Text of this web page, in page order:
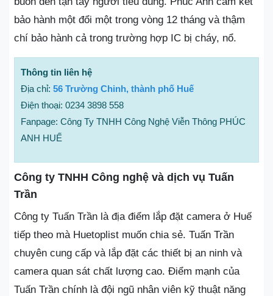
bảo hành một đổi một trong vòng 12 tháng và thậm
chí bảo hành cả trong trường hợp IC bị cháy, nổ.
Thông tin liên hệ
Địa chỉ: 56 Trường Chinh, thành phố Huế
Điện thoại: 0234 3898 558
Fanpage: Công Ty TNHH Công Nghệ Viễn Thông PHÚC
ANH HUẾ
Công ty TNHH Công nghệ và dịch vụ Tuấn
Trần
Công ty Tuấn Trần là địa điểm lắp đặt camera ở Huế
tiếp theo mà Huetoplist muốn chia sẻ. Tuấn Trần
chuyên cung cấp và lắp đặt các thiết bị an ninh và
camera quan sát chất lượng cao. Điểm mạnh của
Tuấn Trần chính là đội ngũ nhân viên kỹ thuật năng